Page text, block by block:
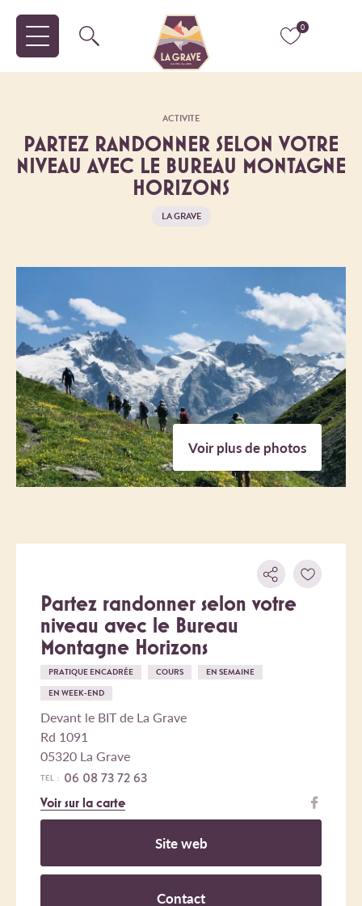
0
ACTIVITE
PARTEZ RANDONNER SELON VOTRE
NIVEAU AVEC LE BUREAU MONTAGNE
HORIZONS
LA GRAVE
Voir plus de photos
Partez randonner selon votre
niveau avec le Bureau
Montagne Horizons
PRATIQUE ENCADRÉE COURS
EN SEMAINE
EN WEEK-END
Devant le BIT de La Grave
Rd 1091
05320 La Grave
TEL : 06 08 73 72 63
Voir sur la carte
Site web
Contact